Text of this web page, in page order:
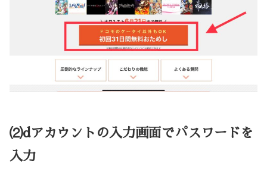
⑵dアカウントの入力画面でパスワードを
入力